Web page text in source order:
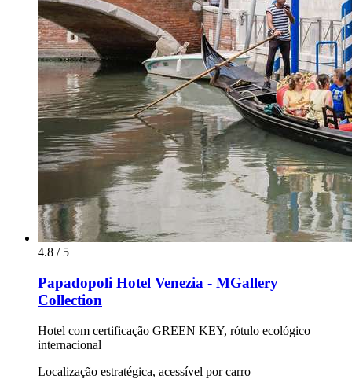
4.8 / 5
Papadopoli Hotel Venezia - MGallery
Collection
Hotel com certificação GREEN KEY, rótulo ecológico
internacional
Localização estratégica, acessível por carro